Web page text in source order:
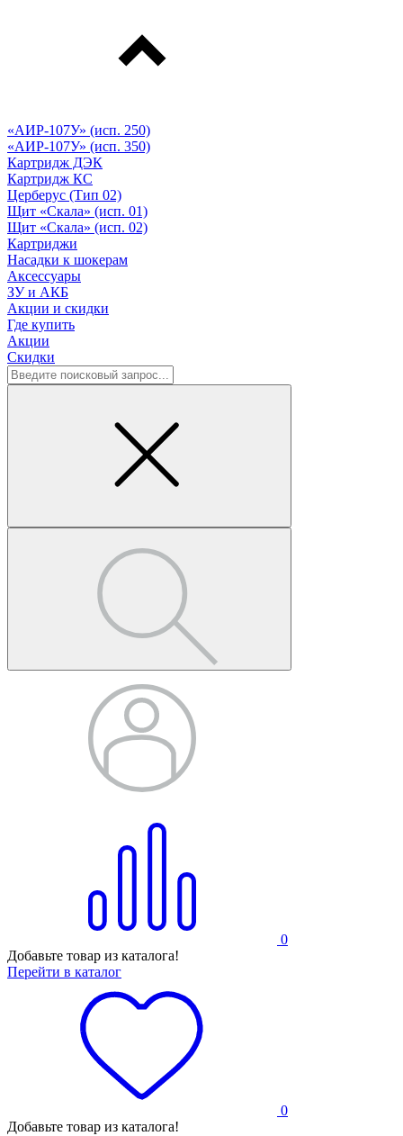
«АИР-107У» (исп. 250)
«АИР-107У» (исп. 350)
Картридж ДЭК
Картридж КС
Церберус (Тип 02)
Щит «Скала» (исп. 01)
Щит «Скала» (исп. 02)
Картриджи
Насадки к шокерам
Аксессуары
ЗУ и АКБ
Акции и скидки
Где купить
Акции
Скидки
0
Добавьте товар из каталога!
Перейти в каталог
0
Добавьте товар из каталога!